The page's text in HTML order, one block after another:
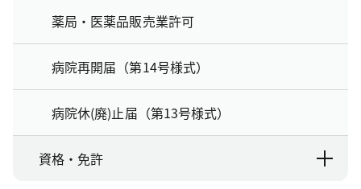
薬局・医薬品販売業許可
病院再開届（第14号様式）
病院休(廃)止届（第13号様式）
資格・免許